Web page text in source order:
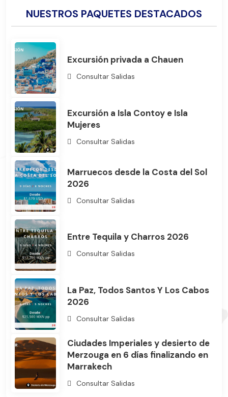
NUESTROS PAQUETES DESTACADOS
Excursión privada a Chauen
Consultar Salidas
Excursión a Isla Contoy e Isla
Mujeres
Consultar Salidas
Marruecos desde la Costa del Sol
2026
Consultar Salidas
Entre Tequila y Charros 2026
Consultar Salidas
La Paz, Todos Santos Y Los Cabos
2026
Consultar Salidas
Ciudades Imperiales y desierto de
Merzouga en 6 días finalizando en
Marrakech
Consultar Salidas